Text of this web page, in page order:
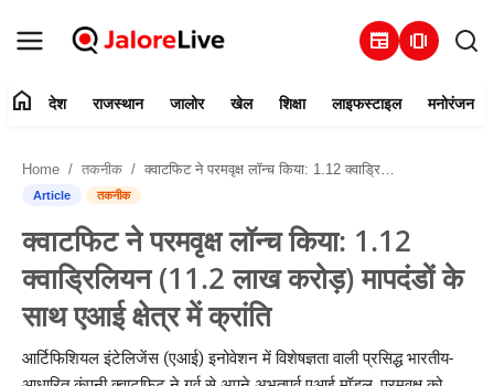
newspaper amp_stories
संपर्क करें
देश
राजस्थान
जालोर
home देश राजस्थान जालोर खेल शिक्षा लाइफस्टाइल मनोरंजन
Home तकनीक क्वाटफिट ने परमवृक्ष लॉन्च किया: 1.12 क्वाड्रिलियन (11.2 लाख करोड़) मापदंडों के साथ एआई क्षेत्र में क्रांति
Article तकनीक
क्वाटफिट ने परमवृक्ष लॉन्च किया: 1.12
क्वाड्रिलियन (11.2 लाख करोड़) मापदंडों के
साथ एआई क्षेत्र में क्रांति
आर्टिफिशियल इंटेलिजेंस (एआई) इनोवेशन में विशेषज्ञता वाली प्रसिद्ध भारतीय-